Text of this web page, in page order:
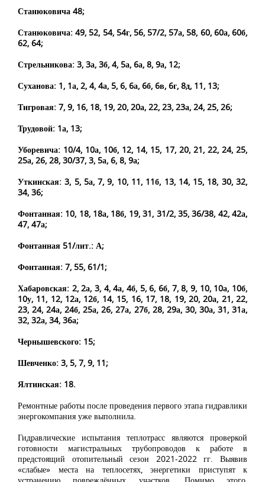
Станюковича 48;
Станюковича: 49, 52, 54, 54г, 56, 57/2, 57а, 58, 60, 60а, 60б,
62, 64;
Стрельникова: 3, 3а, 3б, 4, 5а, 6а, 8, 9а, 12;
Суханова: 1, 1а, 2, 4, 4а, 5, 6, 6а, 6б, 6в, 6г, 8д, 11, 13;
Тигровая: 7, 9, 16, 18, 19, 20, 20а, 22, 23, 23а, 24, 25, 26;
Трудовой: 1а, 13;
Уборевича: 10/4, 10а, 10б, 12, 14, 15, 17, 20, 21, 22, 24, 25,
25а, 26, 28, 30/37, 3, 5а, 6, 8, 9а;
Уткинская: 3, 5, 5а, 7, 9, 10, 11, 11б, 13, 14, 15, 18, 30, 32,
34, 36;
Фонтанная: 10, 18, 18а, 18б, 19, 31, 31/2, 35, 36/38, 42, 42а,
47, 47а;
Фонтанная 51/лит.: А;
Фонтанная: 7, 55, 61/1;
Хабаровская: 2, 2а, 3, 4, 4а, 4б, 5, 6, 6б, 7, 8, 9, 10, 10а, 10б,
10у, 11, 12, 12а, 12б, 14, 15, 16, 17, 18, 19, 20, 20а, 21, 22,
23, 24, 24а, 24б, 25а, 26, 27а, 27б, 28, 29а, 30, 30а, 31, 31а,
32, 32а, 34, 36а;
Чернышевского: 15;
Шевченко: 3, 5, 7, 9, 11;
Ялтинская: 18.
Ремонтные работы после проведения первого этапа гидравлики
энергокомпания уже выполнила.
Гидравлические испытания теплотрасс являются проверкой
готовности магистральных трубопроводов к работе в
предстоящий отопительный сезон 2021-2022 гг. Выявив
«слабые» места на теплосетях, энергетики приступят к